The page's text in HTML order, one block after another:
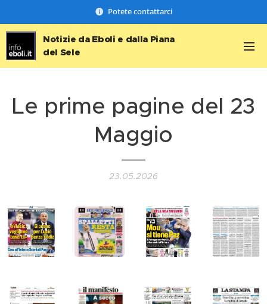
Potete contattarci
Notizie da Eboli e dalla Piana
del Sele
Le prime pagine del 23
Maggio
23.05.2026